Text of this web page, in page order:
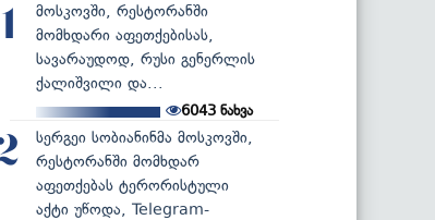
1
მოსკოვში, რესტორანში
მომხდარი აფეთქებისას,
სავარაუდოდ, რუსი გენერლის
ქალიშვილი და...
6043 ნახვა
სერგეი სობიანინმა მოსკოვში,
რესტორანში მომხდარ
აფეთქებას ტერორისტული
აქტი უწოდა, Telegram-